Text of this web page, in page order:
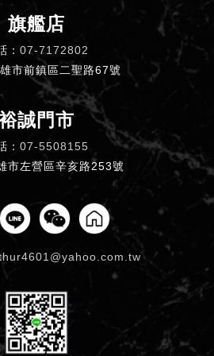
旗艦店
： 07-7172802
市前鎮區二聖路67號
誠門市
： 07-5508155
市左營區辛亥路253號